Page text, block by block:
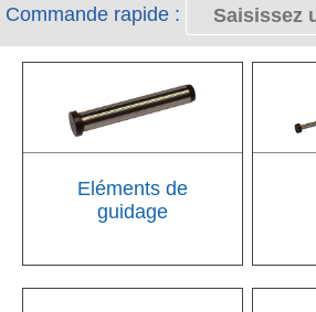
Commande rapide :
Eléments de
guidage